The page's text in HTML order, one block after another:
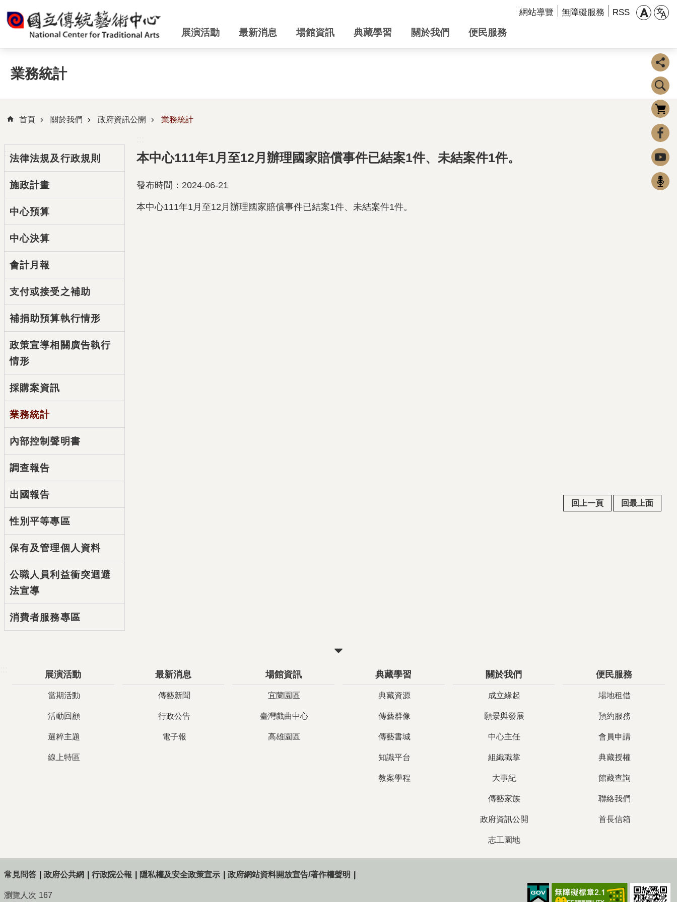
跳到主要內容區塊 :::網站導覽 無障礙服務 RSS
展演活動 最新消息 場館資訊 典藏學習 關於我們 便民服務
業務統計
首頁 關於我們 政府資訊公開 業務統計
:::法律法規及行政規則
施政計畫
中心預算
中心決算
會計月報
支付或接受之補助
補捐助預算執行情形
政策宣導相關廣告執行
情形
採購案資訊
業務統計
內部控制聲明書
調查報告
出國報告
性別平等專區
保有及管理個人資料
公職人員利益衝突迴避
法宣導
消費者服務專區
本中心111年1月至12月辦理國家賠償事件已結案1件、未結案件1件。
發布時間：2024-06-21
本中心111年1月至12月辦理國家賠償事件已結案1件、未結案件1件。
回上一頁 回最上面
展演活動
當期活動
活動回顧
選粹主題
線上特區
最新消息
傳藝新聞
行政公告
電子報
場館資訊
宜蘭園區
臺灣戲曲中心
高雄園區
典藏學習
典藏資源
傳藝群像
傳藝書城
知識平台
教案學程
關於我們
成立緣起
願景與發展
中心主任
組織職掌
大事紀
傳藝家族
政府資訊公開
志工園地
便民服務
場地租借
預約服務
會員申請
典藏授權
館藏查詢
聯絡我們
首長信箱
常見問答 政府公共網 行政院公報 隱私權及安全政策宣示 政府網站資料開放宣告/著作權聲明
瀏覽人次 167